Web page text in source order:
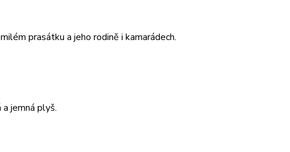
prasátku a jeho rodině i kamarádech.
jemná plyš.